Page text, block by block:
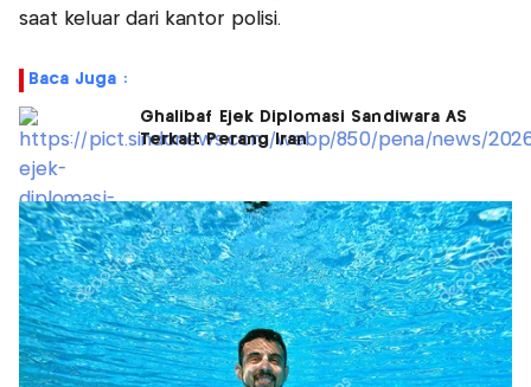
saat keluar dari kantor polisi.
Baca Juga :
Ghalibaf Ejek Diplomasi Sandiwara AS
Terkait Perang Iran